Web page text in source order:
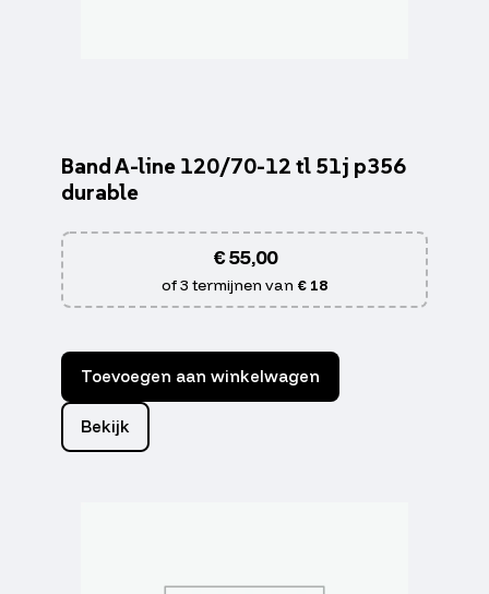
Band A-line 120/70-12 tl 51j p356
durable
€55,00
of 3 termijnen van € 18
Toevoegen aan winkelwagen
Bekijk